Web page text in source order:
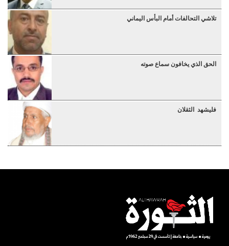
تلاشي التحالفات أمام البأس اليماني
الحق الذي يخافون سماع صوته
فليشهد الثقلان